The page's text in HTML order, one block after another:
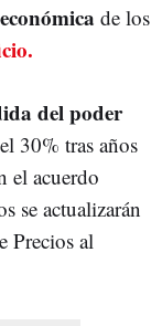
de los
del poder
30% tras años
el acuerdo
se actualizarán
Precios al